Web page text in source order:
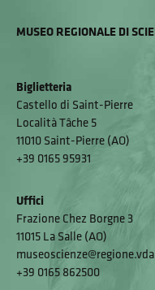
MUSEO REGIONALE DI
Biglietteria
Castello di Saint-Pierre
Località Tâche 5
11010 Saint-Pierre (AO)
+39 0165 95931
Uffici
Frazione Chez Borgne 3
11015 La Salle (AO)
+39 0165 862500